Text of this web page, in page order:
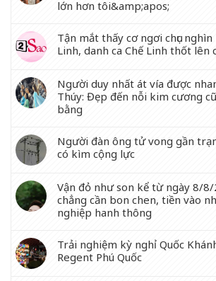
lớn hơn tôi&amp;apos;
Tận mắt thấy cơ ngơi chục
Linh, danh ca Chế Linh thốt lên
Người duy nhất át vía được
Thúy: Đẹp đến nỗi kim cương
bằng
Người đàn ông tử vong gần
có kìm cộng lực
Vận đỏ như son kể từ ngày 8/
chẳng cần bon chen, tiền vào
nghiệp hanh thông
Trải nghiệm kỳ nghỉ Quốc
Regent Phú Quốc